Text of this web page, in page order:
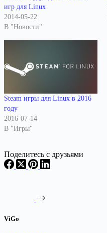
игр для Linux
2014-05-22
В "Новости"
Steam игры для Linux в 2016
году
2016-07-14
В "Игры"
Поделитесь с друзьями
ViGo